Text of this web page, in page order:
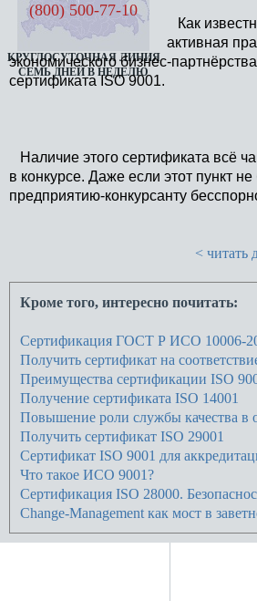
(800) 500-77-10
КРУГЛОСУТОЧНАЯ ЛИНИЯ
СЕМЬ ДНЕЙ В НЕДЕЛЮ
Как
активная
экономического бизнес-
сертификата ISO 9001.
Наличие этого сертификата всё
в конкурсе. Даже если этот пункт
предприятию-конкурсанту
< читать
Кроме того, интересно почитать:
Сертификация ГОСТ Р ИСО 10006-
Получить сертификат на
Преимущества сертификации ISO
Получение сертификата ISO 14001
Повышение роли службы качества в
Получить сертификат ISO 29001
Сертификат ISO 9001 для
Что такое ИСО 9001?
Сертификация ISO 28000.
Change-Management как мост в